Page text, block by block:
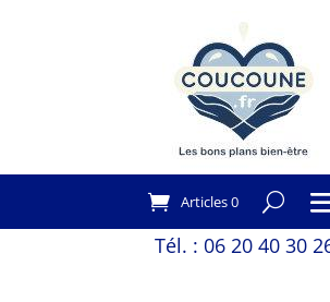
Articles 0
Tél. : 06 20 40 30